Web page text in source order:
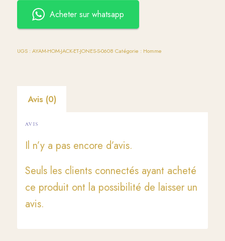
Acheter sur whatsapp
UGS : AYAM-HOM-JACK-ET-JONES-S-0608 Catégorie : Homme
Avis (0)
AVIS
Il n’y a pas encore d’avis.
Seuls les clients connectés ayant acheté
ce produit ont la possibilité de laisser un
avis.